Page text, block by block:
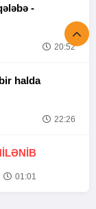
Tofiq Musayevdən UFC-də ikinci qələbə -
20:52
halda
22:26
01:01